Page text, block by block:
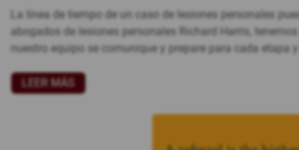
La línea de tiempo de un caso de lesiones personales
abogados de lesiones personales Richard Harris,
nuestro equipo se comunique y prepare para cada etapa
LEER MÁS